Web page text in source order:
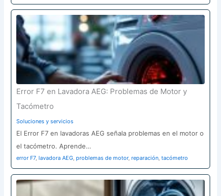
Error F7 en Lavadora AEG: Problemas de Motor y
Tacómetro
Soluciones y servicios
El Error F7 en lavadoras AEG señala problemas en el motor o
el tacómetro. Aprende…
error F7,lavadora AEG,problemas de motor,reparación,tacómetro